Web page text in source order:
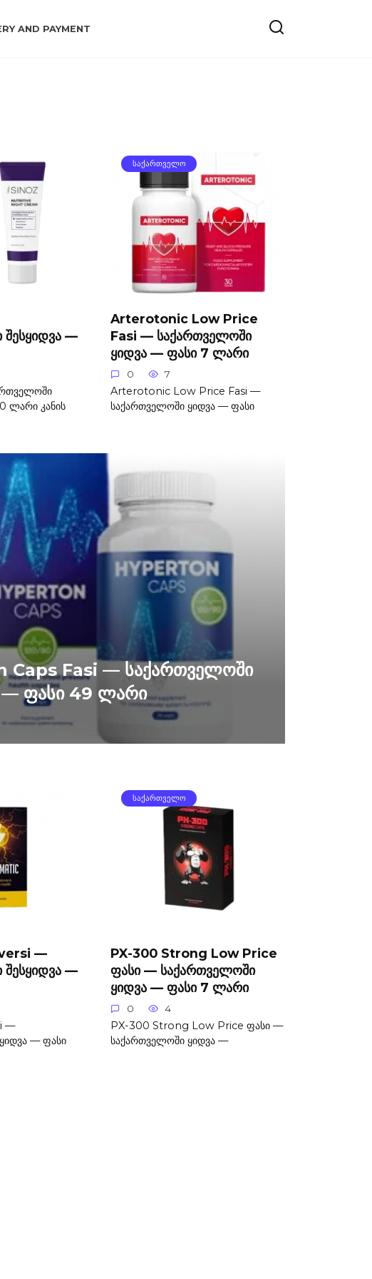
AND PAYMENT
შესყიდვა —
ლარი კანის
ᲡᲐᲥᲐᲠᲗᲕᲔᲚᲝ
Arterotonic Low Price
Fasi — საქართველოში
ყიდვა — ფასი 7 ლარი
0 7
Arterotonic Low Price Fasi —
საქართველოში ყიდვა — ფასი
Caps Fasi — საქართველოში
— ფასი 49 ლარი
—
შესყიდვა —
—
— ფასი
ᲡᲐᲥᲐᲠᲗᲕᲔᲚᲝ
PX-300 Strong Low Price
ფასი — საქართველოში
ყიდვა — ფასი 7 ლარი
0 4
PX-300 Strong Low Price ფასი —
საქართველოში ყიდვა —